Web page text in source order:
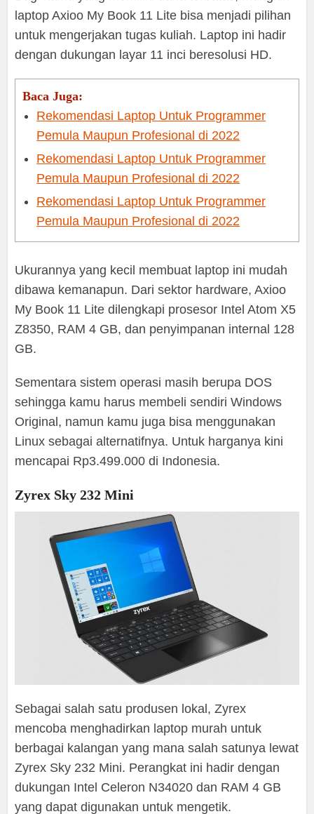
laptop Axioo My Book 11 Lite bisa menjadi pilihan
untuk mengerjakan tugas kuliah. Laptop ini hadir
dengan dukungan layar 11 inci beresolusi HD.
Baca Juga:
Rekomendasi Laptop Untuk Programmer
Pemula Maupun Profesional di 2022
Rekomendasi Laptop Untuk Programmer
Pemula Maupun Profesional di 2022
Rekomendasi Laptop Untuk Programmer
Pemula Maupun Profesional di 2022
Ukurannya yang kecil membuat laptop ini mudah
dibawa kemanapun. Dari sektor hardware, Axioo
My Book 11 Lite dilengkapi prosesor Intel Atom X5
Z8350, RAM 4 GB, dan penyimpanan internal 128
GB.
Sementara sistem operasi masih berupa DOS
sehingga kamu harus membeli sendiri Windows
Original, namun kamu juga bisa menggunakan
Linux sebagai alternatifnya. Untuk harganya kini
mencapai Rp3.499.000 di Indonesia.
Zyrex Sky 232 Mini
Sebagai salah satu produsen lokal, Zyrex
mencoba menghadirkan laptop murah untuk
berbagai kalangan yang mana salah satunya lewat
Zyrex Sky 232 Mini. Perangkat ini hadir dengan
dukungan Intel Celeron N34020 dan RAM 4 GB
yang dapat digunakan untuk mengetik.